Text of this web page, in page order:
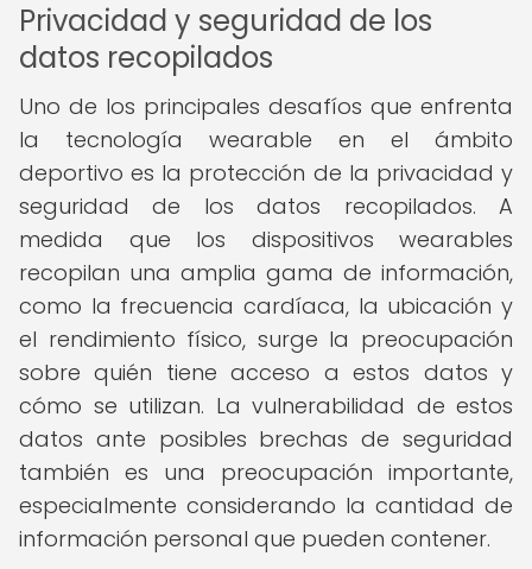
Privacidad y seguridad de los
datos recopilados
Uno de los principales desafíos que enfrenta
la tecnología wearable en el ámbito
deportivo es la protección de la privacidad y
seguridad de los datos recopilados. A
medida que los dispositivos wearables
recopilan una amplia gama de información,
como la frecuencia cardíaca, la ubicación y
el rendimiento físico, surge la preocupación
sobre quién tiene acceso a estos datos y
cómo se utilizan. La vulnerabilidad de estos
datos ante posibles brechas de seguridad
también es una preocupación importante,
especialmente considerando la cantidad de
información personal que pueden contener.